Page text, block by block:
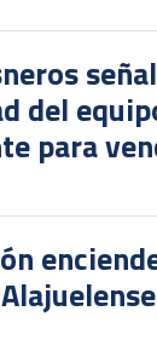
del
para